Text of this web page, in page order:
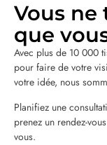
Vous ne
que
Avec plus de 10 000
pour faire de votre
votre idée, nous
Planifiez une
prenez un rendez-
vous.